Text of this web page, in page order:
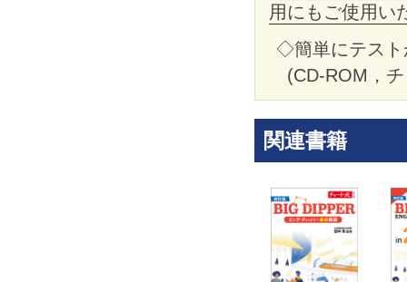
用にもご使用い
◇簡単にテスト
(CD-ROM，
関連書籍